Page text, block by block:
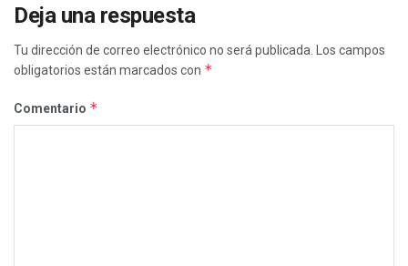
Deja una respuesta
Tu dirección de correo electrónico no será publicada.
Los campos
obligatorios están marcados con *
Comentario *